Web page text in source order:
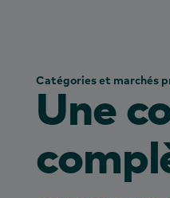
Catégories et marchés
Une